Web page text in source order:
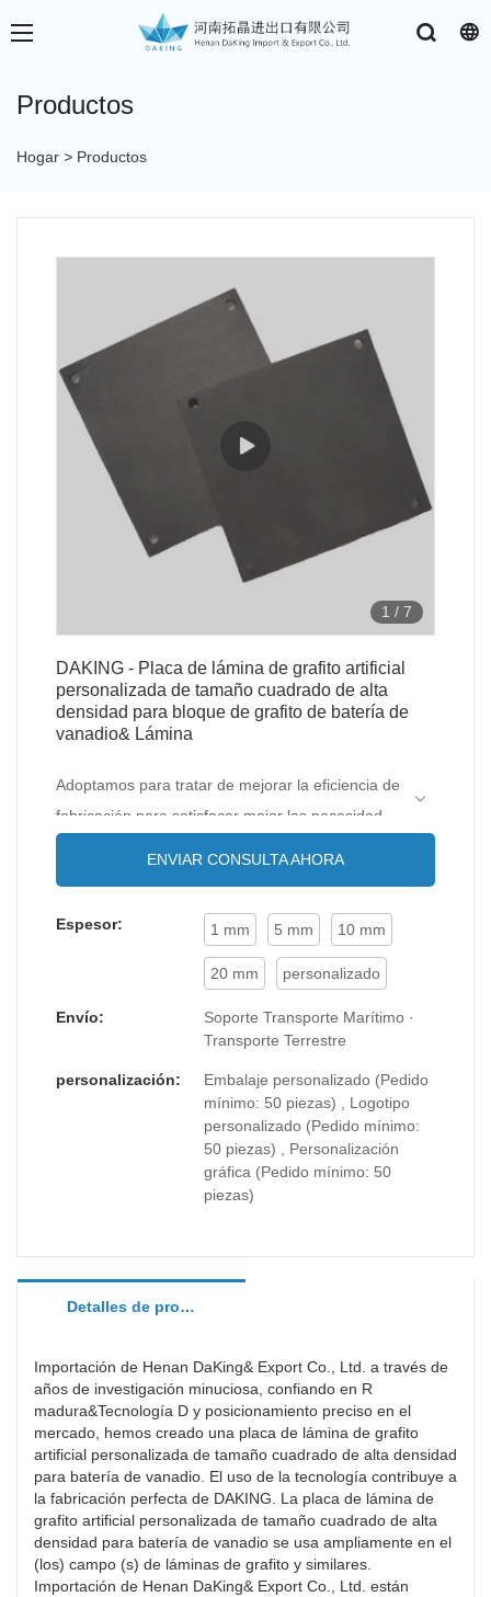
Productos
Hogar > Productos
1 / 7
DAKING - Placa de lámina de grafito artificial
personalizada de tamaño cuadrado de alta
densidad para bloque de grafito de batería de
vanadio& Lámina
Adoptamos para tratar de mejorar la eficiencia de
fabricación para satisfacer mejor las necesidades
artificial personalizada de tamaño cuadrado de
alta densidad para batería de vanadio. Ahora se
de aplicación, incluidas las hojas de grafito.
ENVIAR CONSULTA AHORA
Espesor: 1 mm 5 mm 10 mm
20 mm personalizado
Envío:
Soporte Transporte Marítimo ·
Transporte Terrestre
personalización:
Embalaje personalizado (Pedido
mínimo: 50 piezas) , Logotipo
personalizado (Pedido mínimo:
50 piezas) , Personalización
gráfica (Pedido mínimo: 50
piezas)
Detalles de producto
Importación de Henan DaKing& Export Co., Ltd. a través de
años de investigación minuciosa, confiando en R
madura&Tecnología D y posicionamiento preciso en el
mercado, hemos creado una placa de lámina de grafito
artificial personalizada de tamaño cuadrado de alta densidad
para batería de vanadio. El uso de la tecnología contribuye a
la fabricación perfecta de DAKING. La placa de lámina de
grafito artificial personalizada de tamaño cuadrado de alta
densidad para batería de vanadio se usa ampliamente en el
(los) campo (s) de láminas de grafito y similares.
Importación de Henan DaKing& Export Co., Ltd. están